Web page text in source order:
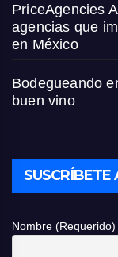
PriceAgencies
agencias que
en México
Bodegueando
buen vino
Nombre (Requerido)